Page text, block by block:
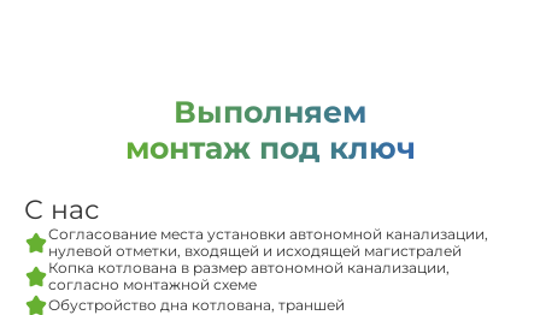
Выполняем
монтаж под ключ
С нас
Согласование места установки автономной канализации,
нулевой отметки, входящей и исходящей магистралей
Копка котлована в размер автономной канализации,
согласно монтажной схеме
Обустройство дна котлована, траншей